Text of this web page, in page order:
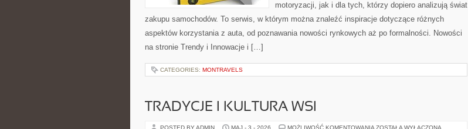
motoryzacji, jak i dla tych, którzy dopiero analizują świat
zakupu samochodów. To serwis, w którym można znaleźć inspiracje dotyczące różnych
aspektów korzystania z auta, od poznawania nowości rynkowych aż po formalności. Nowości
na stronie Trendy i Innowacje i […]
CATEGORIES: MONTRAVELS
TRADYCJE I KULTURA WSI
POSTED BY ADMIN MAJ - 3 - 2026 MOŻLIWOŚĆ KOMENTOWANIA TRADYCJE
ZOSTAŁA WYŁĄCZONA